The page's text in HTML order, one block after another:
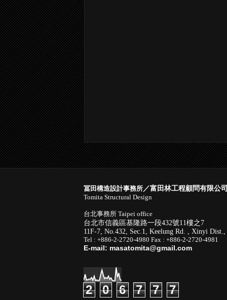
冨田構造設計事務所 ／富田林工程顧問有限公
Tomita Structural Design
台北事務所 Taipei office
台北市信義區基隆路一段432號11樓之7
11F-7, No.432, Sec.1, Keelung Rd. , Xinyi
Tel : +886-2-2720-4980 Fax : +886-2-2720-4981
E-mail: masatomita@gmail.com
2 0 6 7 7 7